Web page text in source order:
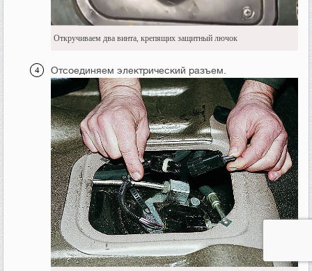
Откручиваем два винта, крепящих защитный лючок
Отсоединяем электрический разъем.